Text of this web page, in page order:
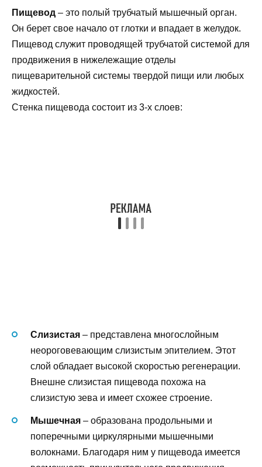
Пищевод – это полый трубчатый мышечный орган.
Он берет свое начало от глотки и впадает в желудок.
Пищевод служит проводящей трубчатой системой для
продвижения в нижележащие отделы
пищеварительной системы твердой пищи или любых
жидкостей.
Стенка пищевода состоит из 3-х слоев:
Слизистая – представлена многослойным
неороговевающим слизистым эпителием. Этот
слой обладает высокой скоростью регенерации.
Внешне слизистая пищевода похожа на
слизистую зева и имеет схожее строение.
Мышечная – образована продольными и
поперечными циркулярными мышечными
волокнами. Благодаря ним у пищевода имеется